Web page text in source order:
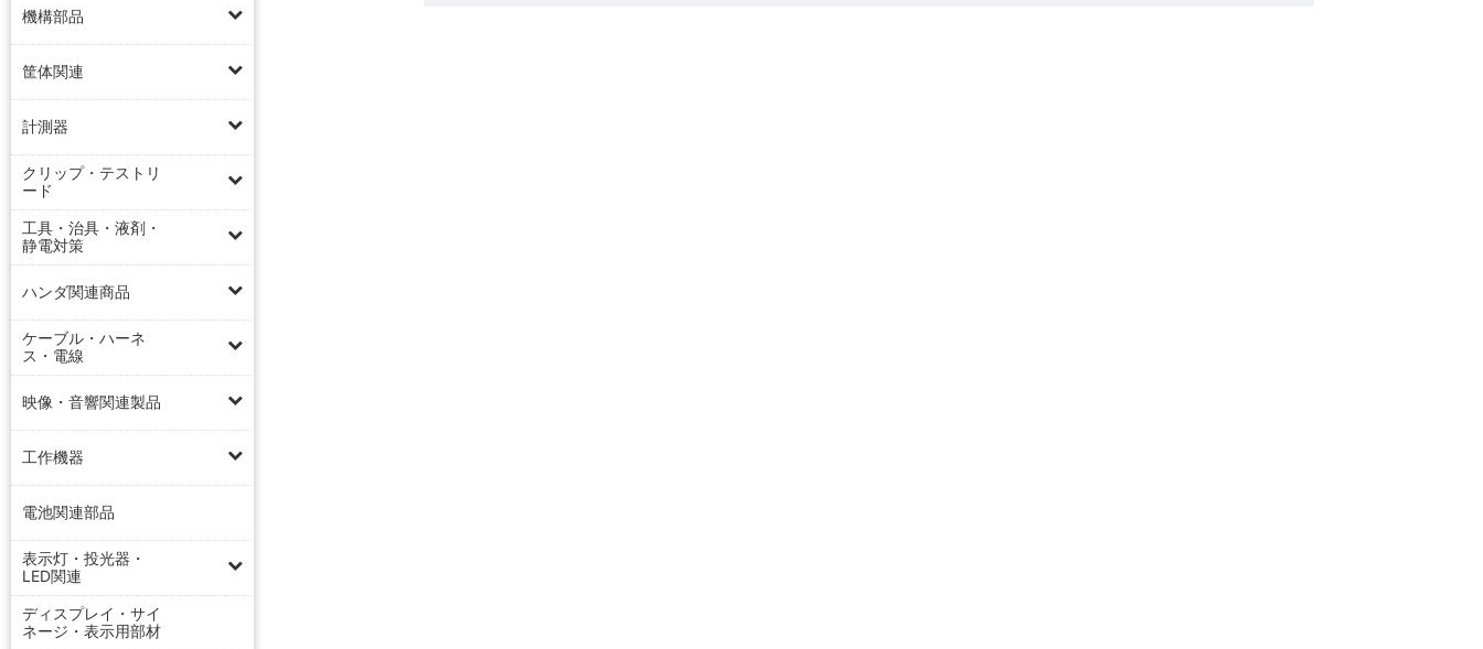
機構部品
筐体関連
計測器
クリップ・テストリ
ード
工具・治具・液剤・
静電対策
ハンダ関連商品
ケーブル・ハーネ
ス・電線
映像・音響関連製品
工作機器
電池関連部品
表示灯・投光器・
LED関連
ディスプレイ・サイ
ネージ・表示用部材